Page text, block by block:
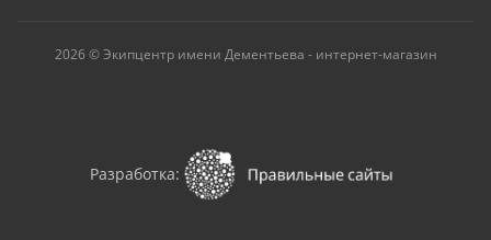
2026 © Экипцентр имени Дементьева - интернет-магазин
Разработка: